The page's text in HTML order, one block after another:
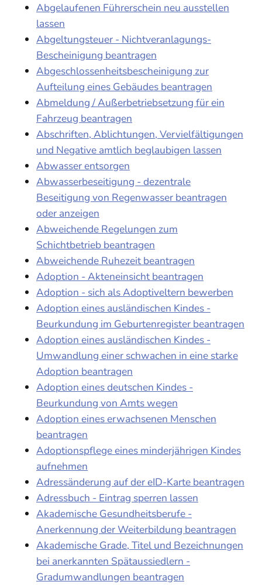
Abgelaufenen Führerschein neu ausstellen
lassen
Abgeltungsteuer - Nichtveranlagungs-
Bescheinigung beantragen
Abgeschlossenheitsbescheinigung zur
Aufteilung eines Gebäudes beantragen
Abmeldung / Außerbetriebsetzung für ein
Fahrzeug beantragen
Abschriften, Ablichtungen, Vervielfältigungen
und Negative amtlich beglaubigen lassen
Abwasser entsorgen
Abwasserbeseitigung - dezentrale
Beseitigung von Regenwasser beantragen
oder anzeigen
Abweichende Regelungen zum
Schichtbetrieb beantragen
Abweichende Ruhezeit beantragen
Adoption - Akteneinsicht beantragen
Adoption - sich als Adoptiveltern bewerben
Adoption eines ausländischen Kindes -
Beurkundung im Geburtenregister beantragen
Adoption eines ausländischen Kindes -
Umwandlung einer schwachen in eine starke
Adoption beantragen
Adoption eines deutschen Kindes -
Beurkundung von Amts wegen
Adoption eines erwachsenen Menschen
beantragen
Adoptionspflege eines minderjährigen Kindes
aufnehmen
Adressänderung auf der eID-Karte beantragen
Adressbuch - Eintrag sperren lassen
Akademische Gesundheitsberufe -
Anerkennung der Weiterbildung beantragen
Akademische Grade, Titel und Bezeichnungen
bei anerkannten Spätaussiedlern -
Gradumwandlungen beantragen